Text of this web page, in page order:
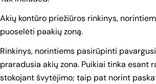
Akių kontūro priežiūros rinkinys,
puoselėti paakių zoną.
Rinkinys, norintiems pasirūpinti
praradusia akių zona. Puikiai tinka esant
stokojant švytėjimo; taip pat norint